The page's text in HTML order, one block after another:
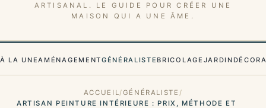
ARTISANAL. LE GUIDE POUR CRÉER UNE
MAISON QUI A UNE ÂME.
À LA UNEAMÉNAGEMENTGÉNÉRALISTE BRICOLAGE JARDIN
ACCUEIL
GÉNÉRALISTE
ARTISAN PEINTURE INTÉRIEURE : PRIX, MÉTHODE ET